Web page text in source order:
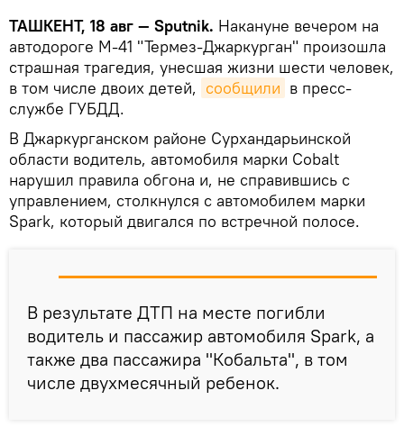
ТАШКЕНТ, 18 авг — Sputnik. Накануне вечером на
автодороге М-41 "Термез-Джаркурган" произошла
страшная трагедия, унесшая жизни шести человек,
в том числе двоих детей, сообщили в пресс-
службе ГУБДД.
В Джаркурганском районе Сурхандарьинской
области водитель, автомобиля марки Cobalt
нарушил правила обгона и, не справившись с
управлением, столкнулся с автомобилем марки
Spark, который двигался по встречной полосе.
В результате ДТП на месте погибли
водитель и пассажир автомобиля Spark, а
также два пассажира "Кобальта", в том
числе двухмесячный ребенок.